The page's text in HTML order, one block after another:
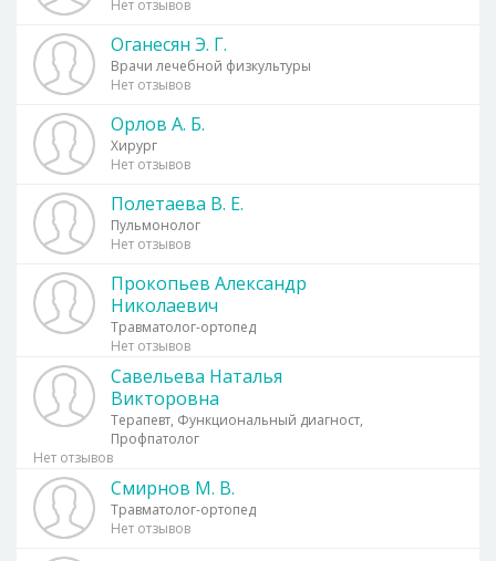
Нет отзывов
Оганесян Э. Г.
Врачи лечебной физкультуры
Нет отзывов
Орлов А. Б.
Хирург
Нет отзывов
Полетаева В. Е.
Пульмонолог
Нет отзывов
Прокопьев Александр
Николаевич
Травматолог-ортопед
Нет отзывов
Савельева Наталья
Викторовна
Терапевт, Функциональный диагност,
Профпатолог
Нет отзывов
Смирнов М. В.
Травматолог-ортопед
Нет отзывов